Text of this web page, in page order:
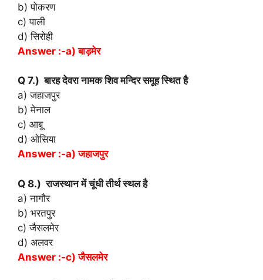
b) पोकरण
c) पाली
d) सिरोही
Answer :-a) बाड़मेर
Q 7.) बारह देवरा नामक शिव मन्दिर समूह स्थित है
a) जहाजपुर
b) मेनाल
c) आबू
d) ओसिया
Answer :-a) जहाजपुर
Q 8.) राजस्थान में चूंधी तीर्थ स्थल है
a) नागौर
b) भरतपुर
c) जैसलमेर
d) अलवर
Answer :-c) जैसलमेर